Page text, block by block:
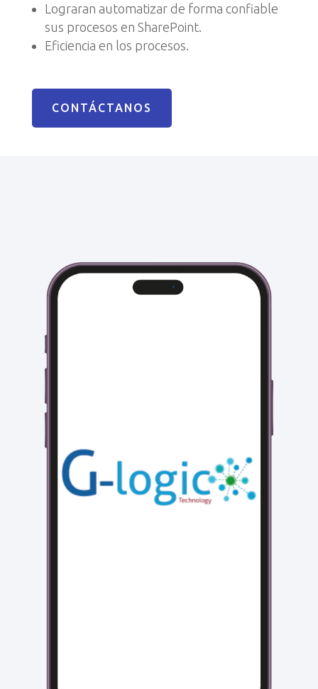
Lograran automatizar de forma confiable
sus procesos en SharePoint.
Eficiencia en los procesos.
CONTÁCTANOS